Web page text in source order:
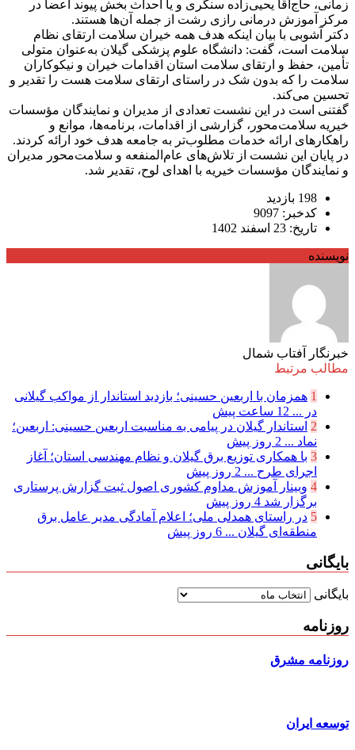
زمانی، حاج‌آقا یحیی‌زاده سنگری و یا احداث بخش پیوند اعضا در
مرکز آموزش درمانی رازی رشت از جمله آن‌ها هستند.
دکتر آشوبی با بیان اینکه هدف همه خیران سلامت ارتقای نظام
سلامت است، گفت: دانشگاه علوم پزشکی گیلان به‌عنوان متولی
تأمین، حفظ و ارتقای سلامت استان اقدامات خیران و نیکوکاران
سلامت را که بدون شک در راستای ارتقای سلامت هست را تقدیر و
تحسین می‌کند.
گفتنی است در این نشست تعدادی از مدیران و نمایندگان مؤسسات
خیریه سلامت‌محور، گزارشی از اقدامات، برنامه‌ها، موانع و
راهکارهای ارائه خدمات مطلوب‌تر به جامعه هدف خود ارائه کردند.
در پایان این نشست از تلاش‌های عام‌المنفعه و سلامت‌محور مدیران
و نمایندگان مؤسسات خیریه با اهدای لوح، تقدیر شد.
198 بازدید
کدخبر: 9097
تاریخ: 23 اسفند 1402
نویسنده
خبرنگار آفتاب شمال
مطالب مرتبط
1 همزمان با اربعین حسینی؛ بازدید استاندار از مواکب گیلانی
در ... 12 ساعت پیش
2 استاندار گیلان در پیامی به مناسبت اربعین حسینی: اربعین؛
نماد ... 2 روز پیش
3 با همکاری توزیع برق گیلان و نظام مهندسی استان؛ آغاز
اجرای طرح ... 2 روز پیش
4 وبینار آموزش مداوم کشوری اصول ثبت گزارش پرستاری
برگزار شد 4 روز پیش
5 در راستای همدلی ملی؛ اعلام آمادگی مدیر عامل برق
منطقه‌ای گیلان ... 6 روز پیش
بایگانی
بایگانی
روزنامه
روزنامه مشرق
توسعه ایران